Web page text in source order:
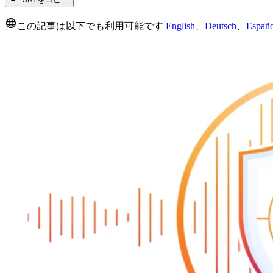
この記事は以下でも利用可能です English Deutsch